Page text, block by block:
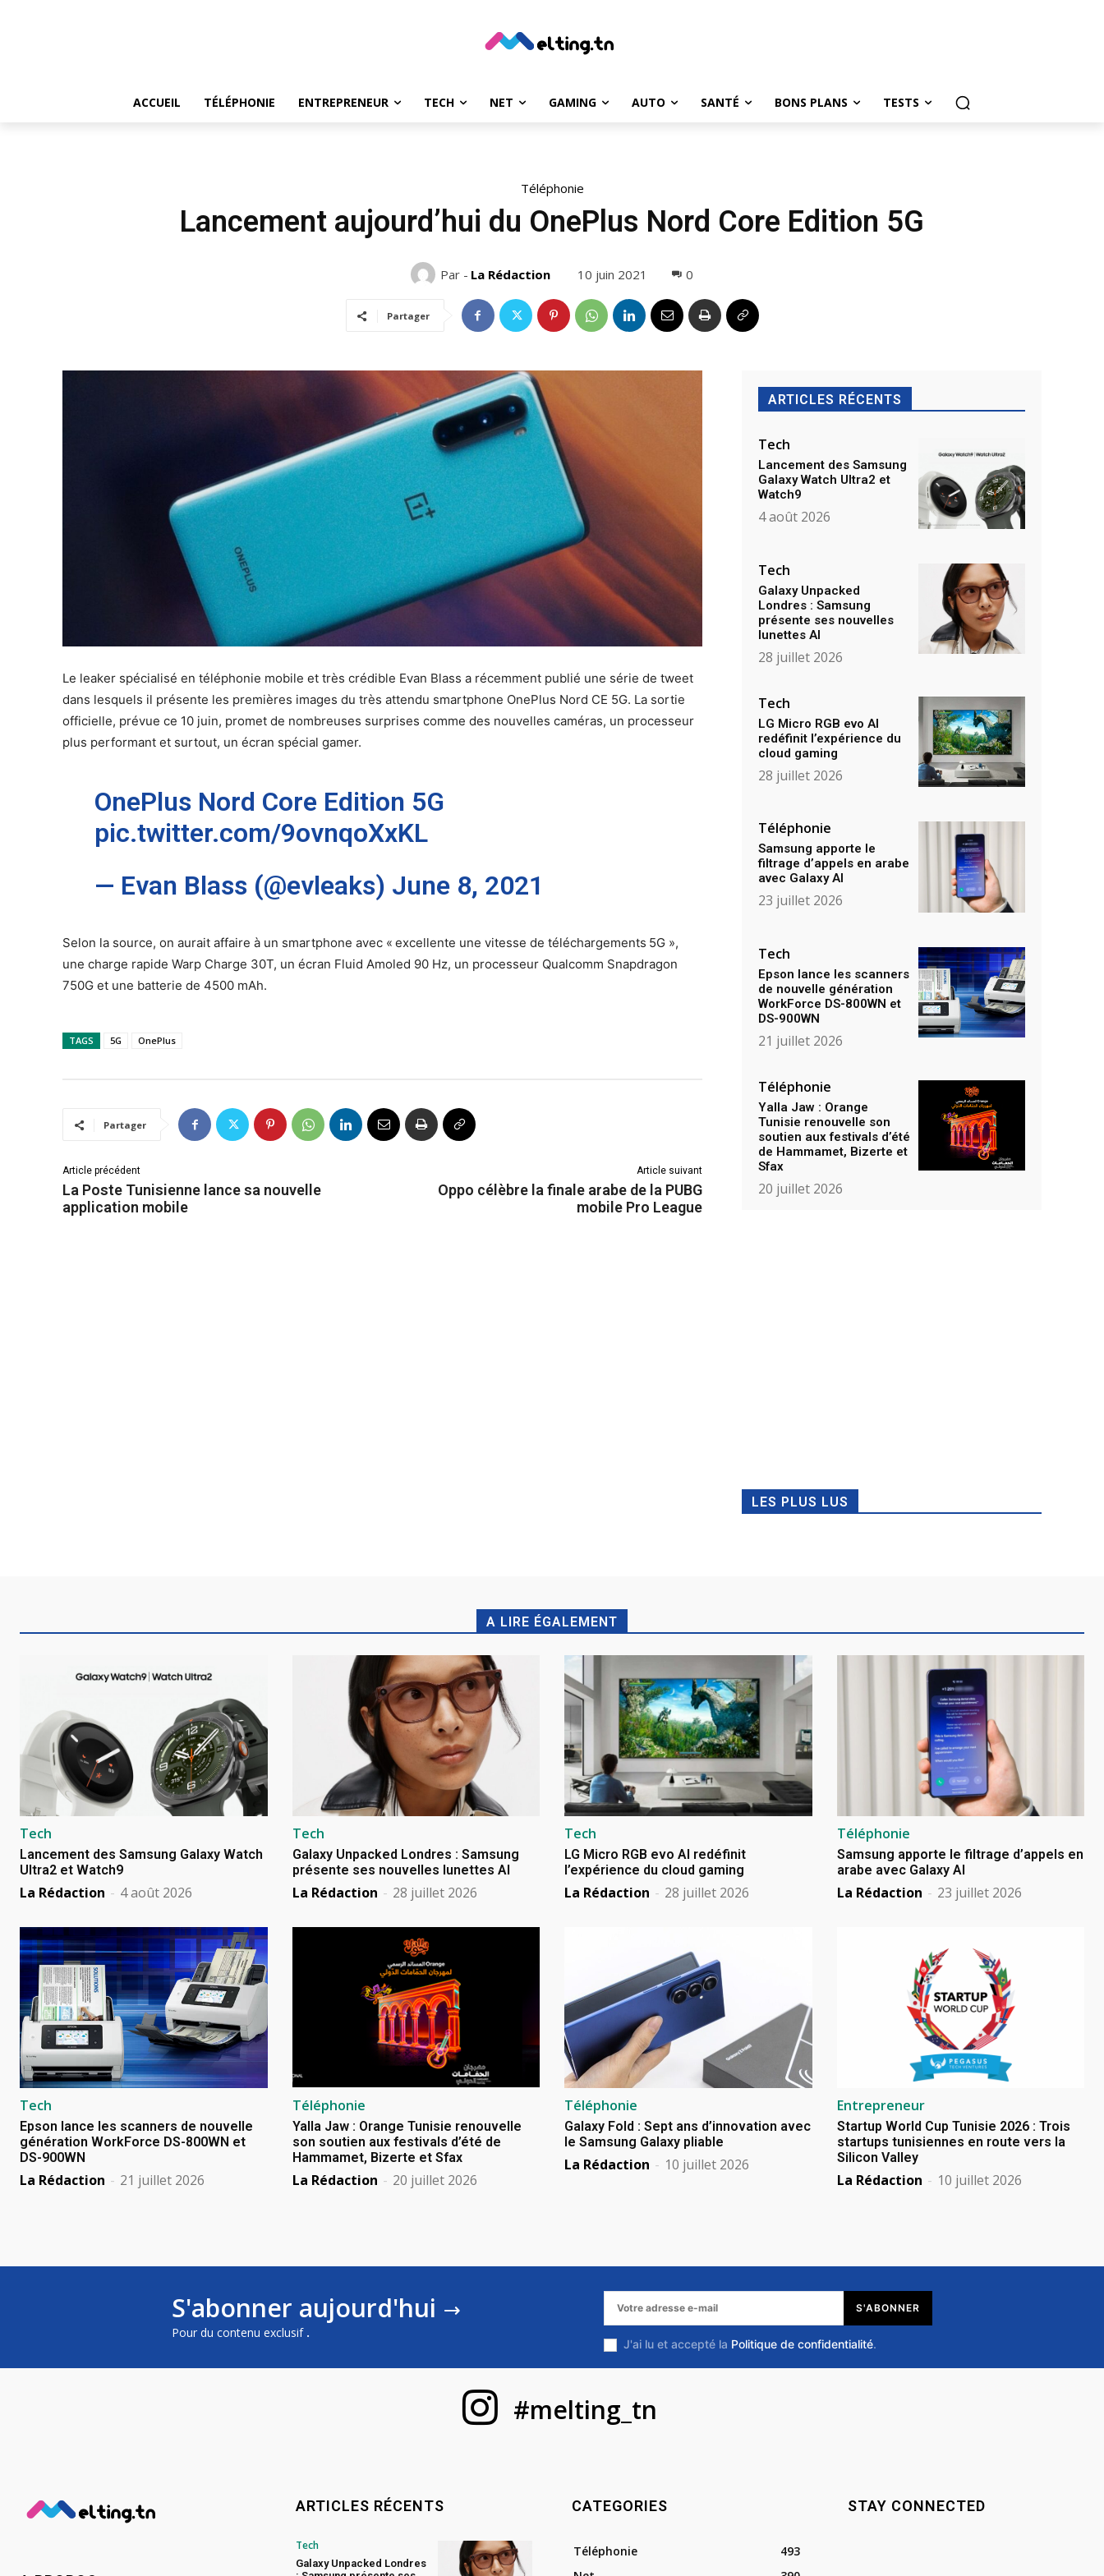
ACCUEIL TÉLÉPHONIE ENTREPRENEUR TECH NET GAMING AUTO SANTÉ BONS PLANS TESTS
Téléphonie
Lancement aujourd’hui du OnePlus Nord Core Edition 5G
Par - La Rédaction 10 juin 2021 0
Partager
Le leaker spécialisé en téléphonie mobile et très crédible Evan Blass a récemment publié une série de tweet
dans lesquels il présente les premières images du très attendu smartphone OnePlus Nord CE 5G. La sortie
officielle, prévue ce 10 juin, promet de nombreuses surprises comme des nouvelles caméras, un processeur
plus performant et surtout, un écran spécial gamer.
OnePlus Nord Core Edition 5G
pic.twitter.com/9ovnqoXxKL
— Evan Blass (@evleaks) June 8, 2021
Selon la source, on aurait affaire à un smartphone avec « excellente une vitesse de téléchargements 5G »,
une charge rapide Warp Charge 30T, un écran Fluid Amoled 90 Hz, un processeur Qualcomm Snapdragon
750G et une batterie de 4500 mAh.
TAGS 5G OnePlus
Partager
Article précédent
La Poste Tunisienne lance sa nouvelle
application mobile
Article suivant
Oppo célèbre la finale arabe de la PUBG
mobile Pro League
ARTICLES RÉCENTS
Tech
Lancement des Samsung
Galaxy Watch Ultra2 et
Watch9
4 août 2026
Tech
Galaxy Unpacked
Londres : Samsung
présente ses nouvelles
lunettes AI
28 juillet 2026
Tech
LG Micro RGB evo AI
redéfinit l’expérience du
cloud gaming
28 juillet 2026
Téléphonie
Samsung apporte le
filtrage d’appels en arabe
avec Galaxy AI
23 juillet 2026
Tech
Epson lance les scanners
de nouvelle génération
WorkForce DS-800WN et
DS-900WN
21 juillet 2026
Téléphonie
Yalla Jaw : Orange
Tunisie renouvelle son
soutien aux festivals d’été
de Hammamet, Bizerte et
Sfax
20 juillet 2026
LES PLUS LUS
A LIRE ÉGALEMENT
Tech
Lancement des Samsung Galaxy Watch
Ultra2 et Watch9
La Rédaction - 4 août 2026
Tech
Galaxy Unpacked Londres : Samsung
présente ses nouvelles lunettes AI
La Rédaction - 28 juillet 2026
Tech
LG Micro RGB evo AI redéfinit
l’expérience du cloud gaming
La Rédaction - 28 juillet 2026
Téléphonie
Samsung apporte le filtrage d’appels en
arabe avec Galaxy AI
La Rédaction - 23 juillet 2026
Tech
Epson lance les scanners de nouvelle
génération WorkForce DS-800WN et
DS-900WN
La Rédaction - 21 juillet 2026
Téléphonie
Yalla Jaw : Orange Tunisie renouvelle
son soutien aux festivals d’été de
Hammamet, Bizerte et Sfax
La Rédaction - 20 juillet 2026
Téléphonie
Galaxy Fold : Sept ans d’innovation avec
le Samsung Galaxy pliable
La Rédaction - 10 juillet 2026
Entrepreneur
Startup World Cup Tunisie 2026 : Trois
startups tunisiennes en route vers la
Silicon Valley
La Rédaction - 10 juillet 2026
S'abonner aujourd'hui
Pour du contenu exclusif .
S'ABONNER
J'ai lu et accepté la Politique de confidentialité.
#melting_tn
ARTICLES RÉCENTS
Tech
Galaxy Unpacked Londres
CATEGORIES
Téléphonie
493
STAY CONNECTED